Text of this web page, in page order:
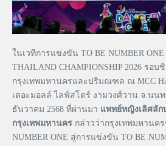
ในเวทีการแข่งขัน TO BE NUMBER ONE
THAILAND CHAMPIONSHIP 2026 รอบ
กรุงเทพมหานครและปริมณฑล ณ MCC
เดอะมอลล์ ไลฟ์สโตร์ งามวงศ์วาน จ.นน
ธันวาคม 2568 ที่ผ่านมา แพทย์หญิงเลิศลัก
กรุงเทพมหานคร กล่าวว่ากรุงเทพมหานค
NUMBER ONE สู่การแข่งขัน TO BE